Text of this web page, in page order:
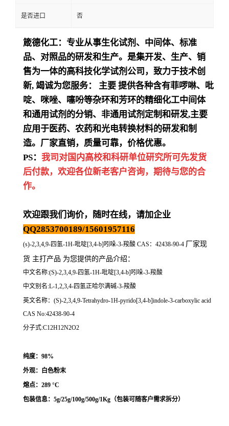
是否进口 否
箴德化工：专业从事生化试剂、中间体、标准
品、对照品的研发和生产。是集开发、生产、销
售为一体的高科技化学试剂公司，致力于技术创
新, 竭诚为您服务： 主要 提供各种含有菲啰啉、吡
啶、咪唑、噻吩等杂环和芳环的精细化工中间体
和通用试剂的分销、非通用试剂定制和研发,主要
应用于医药、农药和光电转换材料的研发和制
造。厂家直销，质量可靠，价格优惠。
PS： 我司对国内高校和科研单位研究所可先发货
后付款，欢迎各位新老客户咨询，期待与您的合
作。
欢迎跟我们询价，随时在线，请加企业
QQ2853700189/15601957116
(s)-2,3,4,9-四氢-1H-吡啶[3,4-b]吲哚-3-羧酸 CAS：42438-90-4 厂家现
货 主打产品 为您提供的产品介绍 ：
中文名称:(S)-2,3,4,9-四氢-1H-吡啶[3,4-b]吲哚-3-羧酸
中文别名:L-1,2,3,4-四氢正哈尔满碱-3-羧酸
英文名称：(S)-2,3,4,9-Tetrahydro-1H-pyrido[3,4-b]indole-3-carboxylic acid
CAS No:42438-90-4
分子式:C12H12N2O2
纯度：98%
外观：白色粉末
熔点： 289 °C
包装信息：5g/25g/100g/500g/1Kg（包装可随客户需求拆分）